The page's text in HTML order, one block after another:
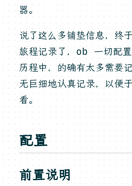
器。
说了这么多铺垫信息，终
旅程记录了，ob 一切配
历程中，的确有太多需要
无巨细地认真记录，以便
看。
配置
前置说明